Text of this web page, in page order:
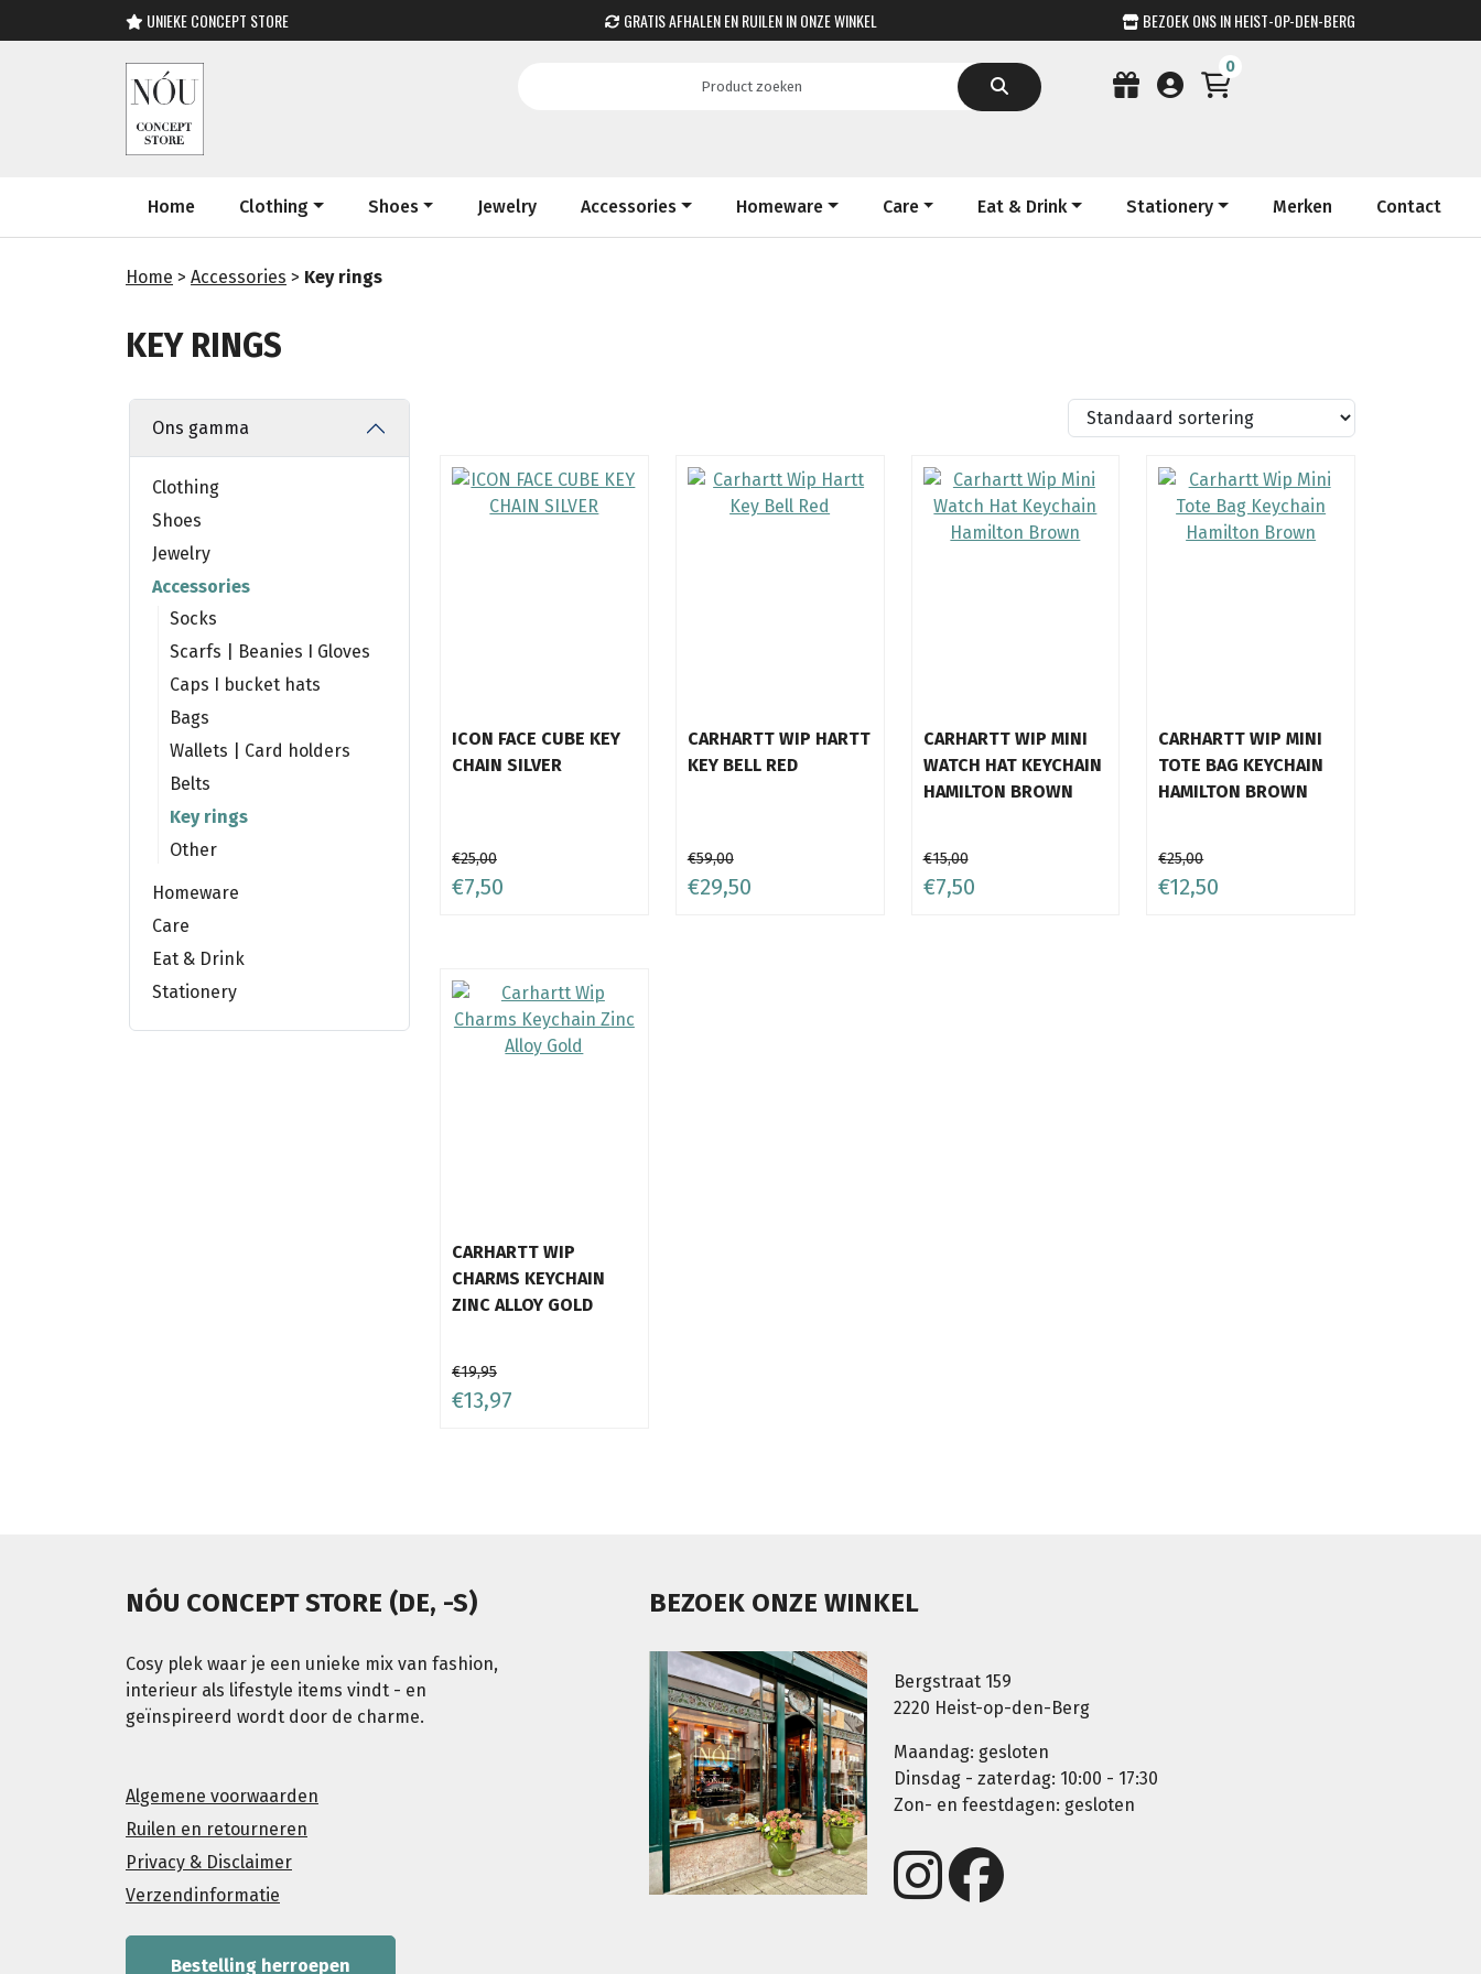
UNIEKE CONCEPT STORE GRATIS AFHALEN EN RUILEN IN ONZE WINKEL BEZOEK ONS IN HEIST-OP-DEN-BERG
0
Home Clothing Shoes Jewelry Accessories Homeware Care Eat & Drink Stationery Merken Contact
Home > Accessories > Key rings
KEY RINGS
Ons gamma
Clothing
Shoes
Jewelry
Accessories
Socks
Scarfs | Beanies I Gloves
Caps I bucket hats
Bags
Wallets | Card holders
Belts
Key rings
Other
Homeware
Care
Eat & Drink
Stationery
ICON FACE CUBE KEY
CHAIN SILVER
€25,00
€7,50
CARHARTT WIP HARTT
KEY BELL RED
€59,00
€29,50
CARHARTT WIP MINI
WATCH HAT KEYCHAIN
HAMILTON BROWN
€15,00
€7,50
CARHARTT WIP MINI
TOTE BAG KEYCHAIN
HAMILTON BROWN
€25,00
€12,50
CARHARTT WIP
CHARMS KEYCHAIN
ZINC ALLOY GOLD
€19,95
€13,97
NÓU CONCEPT STORE (DE, -S)
Cosy plek waar je een unieke mix van fashion,
interieur als lifestyle items vindt - en
geïnspireerd wordt door de charme.
Algemene voorwaarden
Ruilen en retourneren
Privacy & Disclaimer
Verzendinformatie
Bestelling herroepen
BEZOEK ONZE WINKEL
Bergstraat 159
2220 Heist-op-den-Berg
Maandag: gesloten
Dinsdag - zaterdag: 10:00 - 17:30
Zon- en feestdagen: gesloten